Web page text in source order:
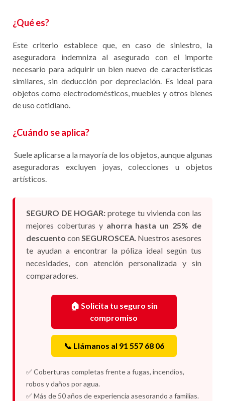
¿Qué es?
Este criterio establece que, en caso de siniestro, la
aseguradora indemniza al asegurado con el importe
necesario para adquirir un bien nuevo de características
similares, sin deducción por depreciación. Es ideal para
objetos como electrodomésticos, muebles y otros bienes
de uso cotidiano.​
¿Cuándo se aplica?
Suele aplicarse a la mayoría de los objetos, aunque algunas
aseguradoras excluyen joyas, colecciones u objetos
artísticos.
SEGURO DE HOGAR: protege tu vivienda con las
mejores coberturas y ahorra hasta un 25% de
descuento conSEGUROSCEA. Nuestros asesores
te ayudan a encontrar la póliza ideal según tus
necesidades, con atención personalizada y sin
comparadores.
🏠 Solicita tu seguro sin
compromiso
📞 Llámanos al 91 557 68 06
✅ Coberturas completas frente a fugas, incendios,
robos y daños por agua.
✅ Más de 50 años de experiencia asesorando a familias.